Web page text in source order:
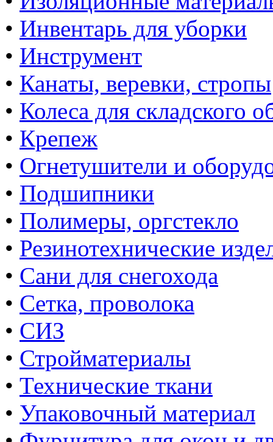
• Инвентарь для уборки
• Инструмент
• Канаты, веревки, стропы
• Колеса для складского
• Крепеж
• Огнетушители и
• Подшипники
• Полимеры, оргстекло
• Резинотехнические
• Сани для снегохода
• Сетка, проволока
• СИЗ
• Стройматериалы
• Технические ткани
• Упаковочный материал